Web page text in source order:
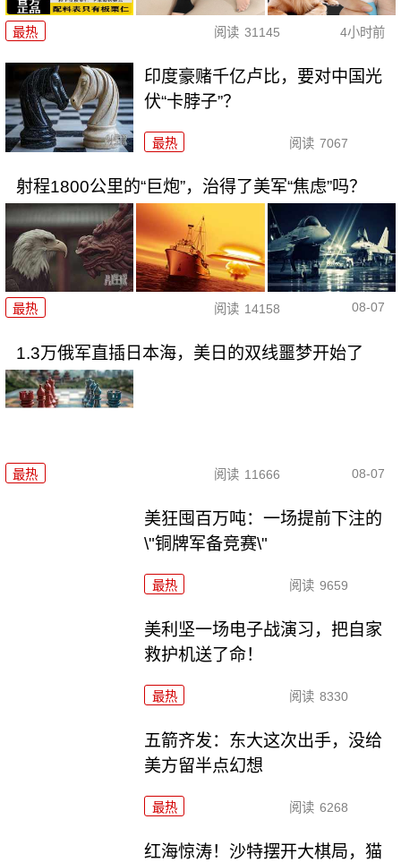
最热 阅读 31145 4小时前
印度豪赌千亿卢比，要对中国光
伏“卡脖子”？
最热 阅读 7067
射程1800公里的“巨炮”，治得了美军“焦虑”吗？
最热 阅读 14158 08-07
1.3万俄军直插日本海，美日的双线噩梦开始了
最热 阅读 11666 08-07
美狂囤百万吨：一场提前下注的
\"铜牌军备竞赛\"
最热 阅读 9659
美利坚一场电子战演习，把自家
救护机送了命！
最热 阅读 8330
五箭齐发：东大这次出手，没给
美方留半点幻想
最热 阅读 6268
红海惊涛！沙特摆开大棋局，猫